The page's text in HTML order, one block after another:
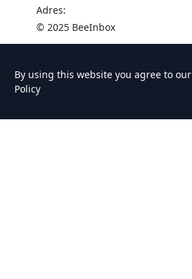
Adres:
© 2025 BeeInbox
By using this website you agree to our
Policy